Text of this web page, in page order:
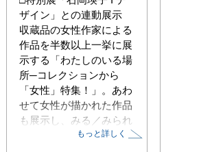
ザイン」との連動展示
収蔵品の女性作家による
作品を半数以上一挙に展
示する「わたしのいる場
所─コレクションから
「女性」特集！」。あわ
せて女性が描かれた作品
も展示し、みる／みられ
るの双方向から美術と女
もっと詳しく